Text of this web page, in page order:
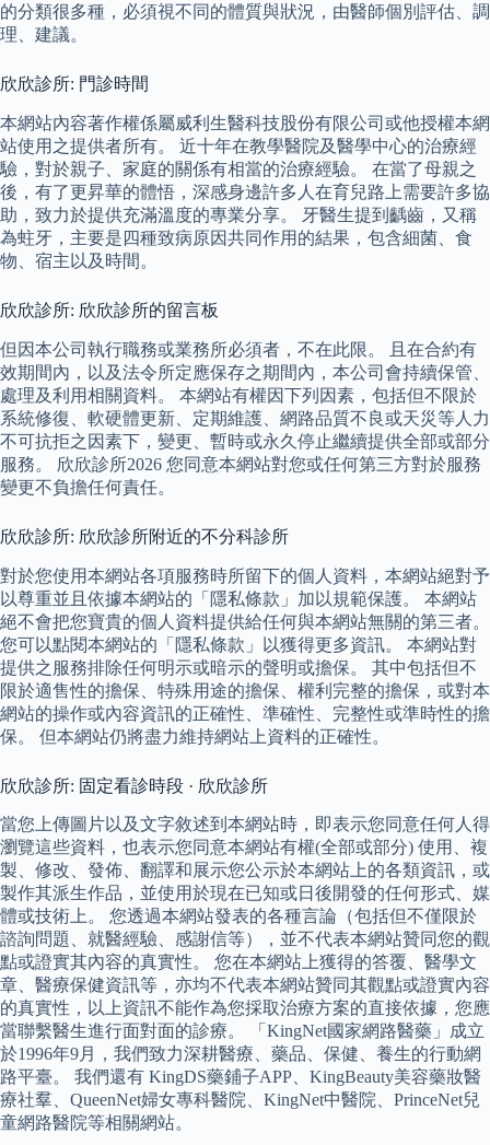
的分類很多種，必須視不同的體質與狀況，由醫師個別評估、調
理、建議。
欣欣診所: 門診時間
本網站內容著作權係屬威利生醫科技股份有限公司或他授權本網
站使用之提供者所有。 近十年在教學醫院及醫學中心的治療經
驗，對於親子、家庭的關係有相當的治療經驗。 在當了母親之
後，有了更昇華的體悟，深感身邊許多人在育兒路上需要許多協
助，致力於提供充滿溫度的專業分享。 牙醫生提到齲齒，又稱
為蛀牙，主要是四種致病原因共同作用的結果，包含細菌、食
物、宿主以及時間。
欣欣診所: 欣欣診所的留言板
但因本公司執行職務或業務所必須者，不在此限。 且在合約有
效期間內，以及法令所定應保存之期間內，本公司會持續保管、
處理及利用相關資料。 本網站有權因下列因素，包括但不限於
系統修復、軟硬體更新、定期維護、網路品質不良或天災等人力
不可抗拒之因素下，變更、暫時或永久停止繼續提供全部或部分
服務。 欣欣診所2026 您同意本網站對您或任何第三方對於服務
變更不負擔任何責任。
欣欣診所: 欣欣診所附近的不分科診所
對於您使用本網站各項服務時所留下的個人資料，本網站絕對予
以尊重並且依據本網站的「隱私條款」加以規範保護。 本網站
絕不會把您寶貴的個人資料提供給任何與本網站無關的第三者。
您可以點閱本網站的「隱私條款」以獲得更多資訊。 本網站對
提供之服務排除任何明示或暗示的聲明或擔保。 其中包括但不
限於適售性的擔保、特殊用途的擔保、權利完整的擔保，或對本
網站的操作或內容資訊的正確性、準確性、完整性或準時性的擔
保。 但本網站仍將盡力維持網站上資料的正確性。
欣欣診所: 固定看診時段 · 欣欣診所
當您上傳圖片以及文字敘述到本網站時，即表示您同意任何人得
瀏覽這些資料，也表示您同意本網站有權(全部或部分) 使用、複
製、修改、發佈、翻譯和展示您公示於本網站上的各類資訊，或
製作其派生作品，並使用於現在已知或日後開發的任何形式、媒
體或技術上。 您透過本網站發表的各種言論（包括但不僅限於
諮詢問題、就醫經驗、感謝信等），並不代表本網站贊同您的觀
點或證實其內容的真實性。 您在本網站上獲得的答覆、醫學文
章、醫療保健資訊等，亦均不代表本網站贊同其觀點或證實內容
的真實性，以上資訊不能作為您採取治療方案的直接依據，您應
當聯繫醫生進行面對面的診療。 「KingNet國家網路醫藥」成立
於1996年9月，我們致力深耕醫療、藥品、保健、養生的行動網
路平臺。 我們還有 KingDS藥鋪子APP、KingBeauty美容藥妝醫
療社羣、QueenNet婦女專科醫院、KingNet中醫院、PrinceNet兒
童網路醫院等相關網站。